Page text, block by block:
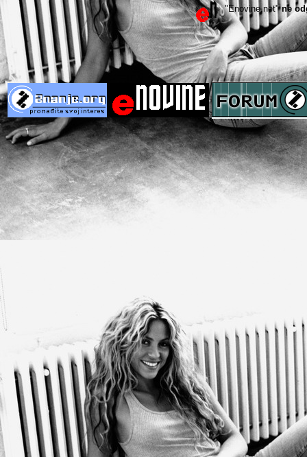
"Enovine.net"ne